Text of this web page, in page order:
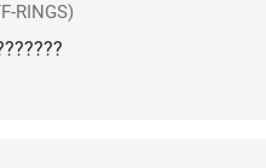
RINGS)